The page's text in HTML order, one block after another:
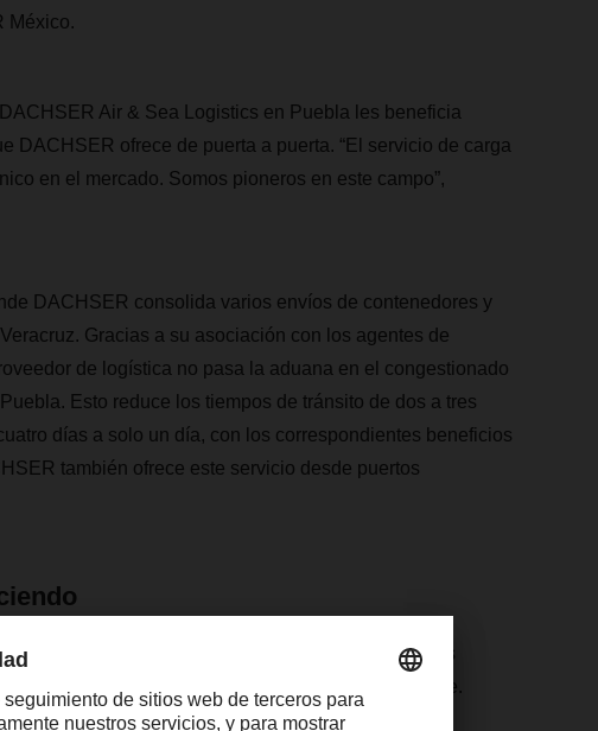
México.
Air & Sea Logistics en Puebla les beneficia
DACHSER ofrece de puerta a puerta. “El servicio de carga
en el mercado. Somos pioneros en este campo”,
DACHSER consolida varios envíos de contenedores y
Gracias a su asociación con los agentes de
de logística no pasa la aduana en el congestionado
Esto reduce los tiempos de tránsito de dos a tres
días a solo un día, con los correspondientes beneficios
también ofrece este servicio desde puertos
y desde entonces se ha convertido en uno de los
local para el transporte aéreo, marítimo y terrestre.
presente en la Ciudad de México, Querétaro,